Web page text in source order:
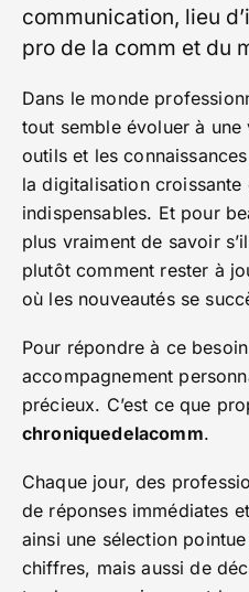
communication, lieu
pro de la comm et du
Dans le monde
tout semble évoluer à
outils et les
la digitalisation
indispensables. Et pour
plus vraiment de savoir
plutôt comment rester à
où les nouveautés se
Pour répondre à ce
accompagnement
précieux. C’est ce que
chroniquedelacomm.
Chaque jour, des
de réponses immédiates
ainsi une sélection pointue
chiffres, mais aussi de